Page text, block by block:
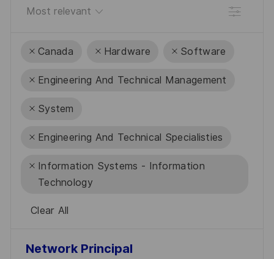
Filter
Canada Hardware Software
Engineering And Technical Management
System
Engineering And Technical Specialisties
Information Systems - Information
Technology
Clear All
results
resultNetwork Principal